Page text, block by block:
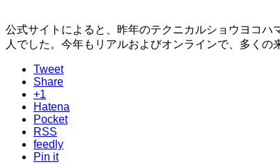
公式サイトによると、昨年のテクニカルショウヨコ
人でした。今年もリアルおよびオンラインで、多くの
Tweet
Share
+1
Hatena
Pocket
RSS
feedly
Pin it